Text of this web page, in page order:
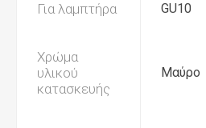
Για λαμπτήρα GU10
Χρώμα
υλικού
κατασκευής
Μαύρο